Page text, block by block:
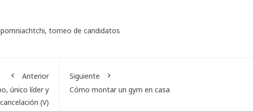
, torneo de candidatos
Anterior
único líder y
(V)
Siguiente
Cómo montar un gym en casa